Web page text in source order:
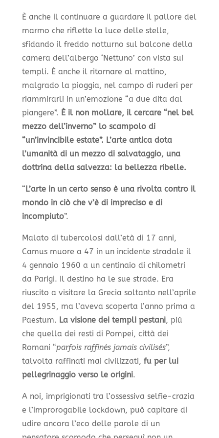
È anche il continuare a guardare il pallore del
marmo che riflette la luce delle stelle,
sfidando il freddo notturno sul balcone della
camera dell’albergo ‘Nettuno’ con vista sui
templi. È anche il ritornare al mattino,
malgrado la pioggia, nel campo di ruderi per
riammirarli in un’emozione “a due dita dal
piangere”. È il non mollare, il cercare “nel bel
mezzo dell’inverno” lo scampolo di
“un’invincibile estate”. L’arte antica dota
l’umanità di un mezzo di salvataggio, una
dottrina della salvezza: la bellezza ribelle.
“L’arte in un certo senso è una rivolta contro il
mondo in ciò che v’è di impreciso e di
incompiuto”.
Malato di tubercolosi dall’età di 17 anni,
Camus muore a 47 in un incidente stradale il
4 gennaio 1960 a un centinaio di chilometri
da Parigi. Il destino ha le sue strade. Era
riuscito a visitare la Grecia soltanto nell’aprile
del 1955, ma l’aveva scoperta l’anno prima a
Paestum. La visione dei templi pestani, più
che quella dei resti di Pompei, città dei
Romani “parfois raffinés jamais civilisés”,
talvolta raffinati mai civilizzati, fu per lui
pellegrinaggio verso le origini.
A noi, imprigionati tra l’ossessiva selfie-crazia
e l’improrogabile lockdown, può capitare di
udire ancora l’eco delle parole di un